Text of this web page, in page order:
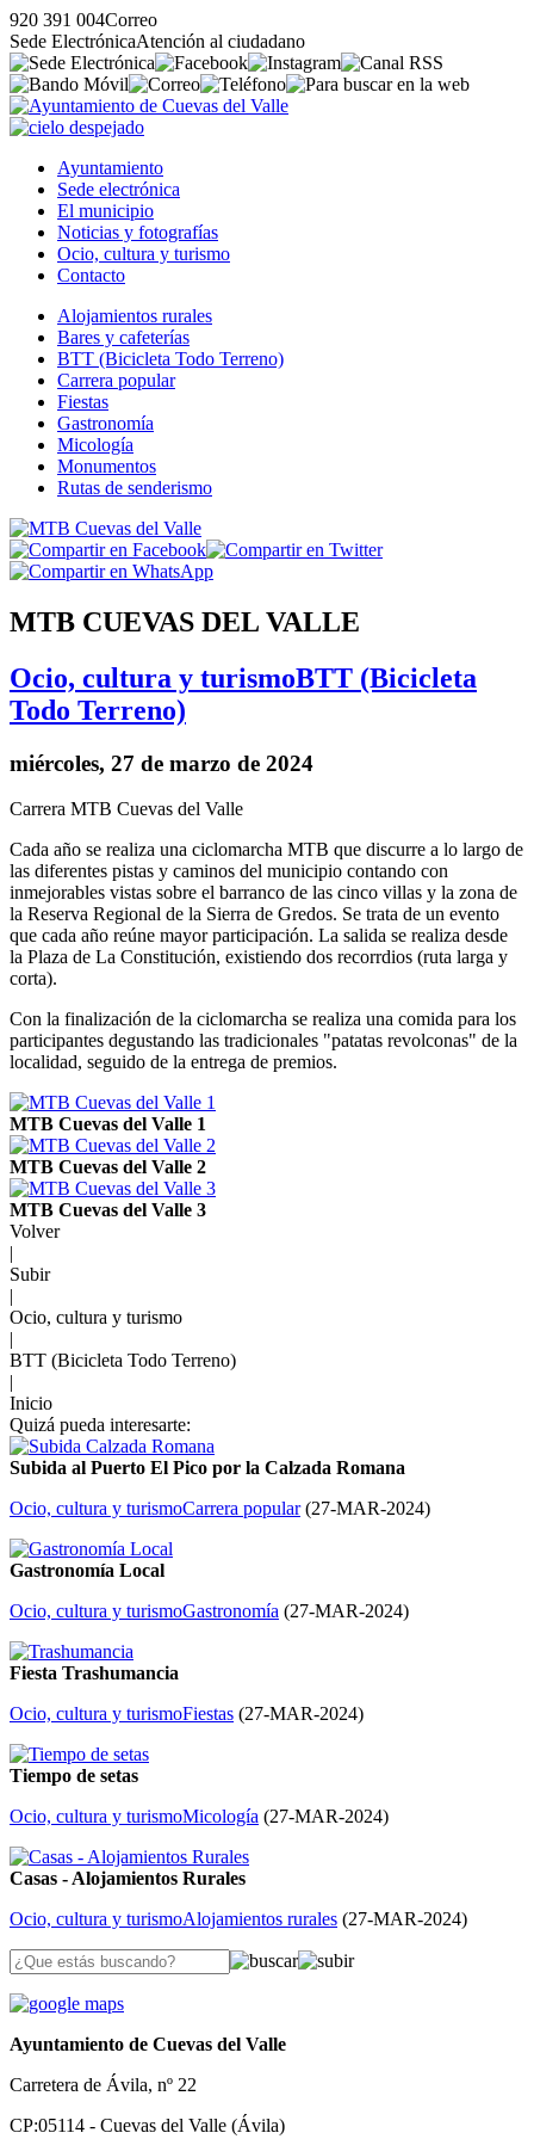
920 391 004Correo
Sede ElectrónicaAtención al ciudadano
Ayuntamiento
Sede electrónica
El municipio
Noticias y fotografías
Ocio, cultura y turismo
Contacto
Alojamientos rurales
Bares y cafeterías
BTT (Bicicleta Todo Terreno)
Carrera popular
Fiestas
Gastronomía
Micología
Monumentos
Rutas de senderismo
MTB CUEVAS DEL VALLE
Ocio, cultura y turismoBTT (Bicicleta
Todo Terreno)
miércoles, 27 de marzo de 2024
Carrera MTB Cuevas del Valle
Cada año se realiza una ciclomarcha MTB que discurre a lo largo de
las diferentes pistas y caminos del municipio contando con
inmejorables vistas sobre el barranco de las cinco villas y la zona de
la Reserva Regional de la Sierra de Gredos. Se trata de un evento
que cada año reúne mayor participación. La salida se realiza desde
la Plaza de La Constitución, existiendo dos recorrdios (ruta larga y
corta).
Con la finalización de la ciclomarcha se realiza una comida para los
participantes degustando las tradicionales "patatas revolconas" de la
localidad, seguido de la entrega de premios.
MTB Cuevas del Valle 1
MTB Cuevas del Valle 2
MTB Cuevas del Valle 3
Volver
|
Subir
|
Ocio, cultura y turismo
|
BTT (Bicicleta Todo Terreno)
|
Inicio
Quizá pueda interesarte:
Subida al Puerto El Pico por la Calzada Romana
Ocio, cultura y turismoCarrera popular(27-MAR-2024)
Gastronomía Local
Ocio, cultura y turismoGastronomía (27-MAR-2024)
Fiesta Trashumancia
Ocio, cultura y turismoFiestas (27-MAR-2024)
Tiempo de setas
Ocio, cultura y turismoMicología (27-MAR-2024)
Casas - Alojamientos Rurales
Ocio, cultura y turismoAlojamientos rurales (27-MAR-2024)
Ayuntamiento de Cuevas del Valle
Carretera de Ávila, nº 22
CP:05114 - Cuevas del Valle (Ávila)